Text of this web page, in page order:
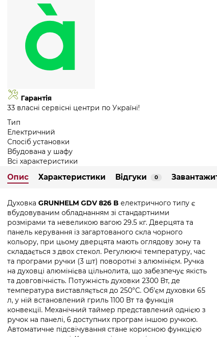
Гарантія
33 власні сервісні центри по Україні!
Тип
Електричний
Спосіб установки
Вбудована у шафу
Всі характеристики
Опис Характеристики Відгуки 0
Духовка GRUNHELM GDV 826 B електричного типу є
вбудовуваним обладнанням зі стандартними
розмірами та невеликою вагою 29.5 кг. Дверцята та
панель керування із загартованого скла чорного
кольору, при цьому дверцята мають оглядову зону та
складається з двох стекол. Регулюючі температуру, час
та програми ручки (3 шт) поворотні з алюмінієм. Ручка
на духовці алюмінієва цільнолита, що забезпечує якість
та довговічність. Потужність духовки 2300 Вт, де
температура виставляється до 250°С. Об'єм духовки 65
л, у ній встановлений гриль 1100 Вт та функція
конвекції. Механічний таймер представлений однією з
ручок на панелі, 6 доступних програм іншою ручкою.
Автоматичне підсвічування стане корисною функцією